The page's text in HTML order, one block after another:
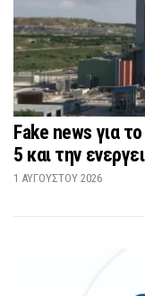
Fake news για
5 και την
1 ΑΥΓΟΎΣΤΟΥ 2026